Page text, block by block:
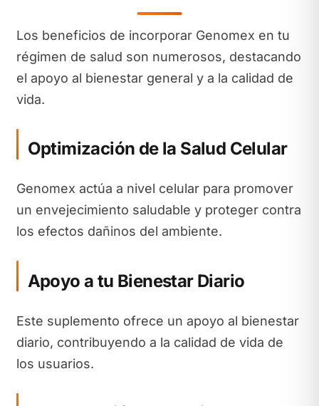
Los beneficios de incorporar Genomex en tu
régimen de salud son numerosos, destacando
el apoyo al bienestar general y a la calidad de
vida.
Optimización de la Salud Celular
Genomex actúa a nivel celular para promover
un envejecimiento saludable y proteger contra
los efectos dañinos del ambiente.
Apoyo a tu Bienestar Diario
Este suplemento ofrece un apoyo al bienestar
diario, contribuyendo a la calidad de vida de
los usuarios.